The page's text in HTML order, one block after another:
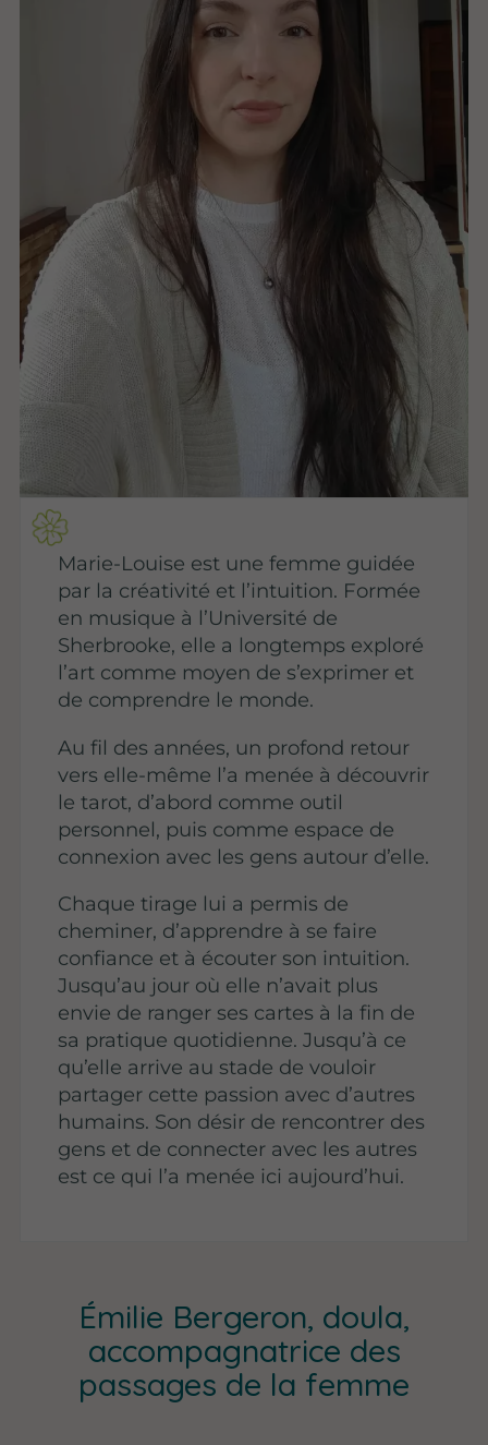
Marie-Louise est une femme guidée
par la créativité et l’intuition. Formée
en musique à l’Université de
Sherbrooke, elle a longtemps exploré
l’art comme moyen de s’exprimer et
de comprendre le monde.
Au fil des années, un profond retour
vers elle-même l’a menée à découvrir
le tarot, d’abord comme outil
personnel, puis comme espace de
connexion avec les gens autour d’elle.
Chaque tirage lui a permis de
cheminer, d’apprendre à se faire
confiance et à écouter son intuition.
Jusqu’au jour où elle n’avait plus
envie de ranger ses cartes à la fin de
sa pratique quotidienne. Jusqu’à ce
qu’elle arrive au stade de vouloir
partager cette passion avec d’autres
humains. Son désir de rencontrer des
gens et de connecter avec les autres
est ce qui l’a menée ici aujourd’hui.
Émilie Bergeron, doula,
accompagnatrice des
passages de la femme